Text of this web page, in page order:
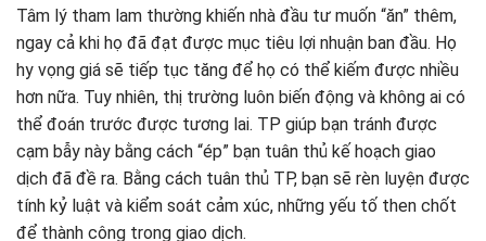
Tâm lý tham lam thường khiến nhà đầu tư muốn “ăn” thêm,
ngay cả khi họ đã đạt được mục tiêu lợi nhuận ban đầu. Họ
hy vọng giá sẽ tiếp tục tăng để họ có thể kiếm được nhiều
hơn nữa. Tuy nhiên, thị trường luôn biến động và không ai có
thể đoán trước được tương lai. TP giúp bạn tránh được
cạm bẫy này bằng cách “ép” bạn tuân thủ kế hoạch giao
dịch đã đề ra. Bằng cách tuân thủ TP, bạn sẽ rèn luyện được
tính kỷ luật và kiểm soát cảm xúc, những yếu tố then chốt
để thành công trong giao dịch.